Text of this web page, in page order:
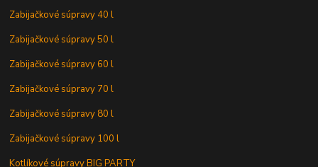
Zabijačkové súpravy 40 l
Zabijačkové súpravy 50 l
Zabijačkové súpravy 60 l
Zabijačkové súpravy 70 l
Zabijačkové súpravy 80 l
Zabijačkové súpravy 100 l
Kotlíkové súpravy BIG PARTY